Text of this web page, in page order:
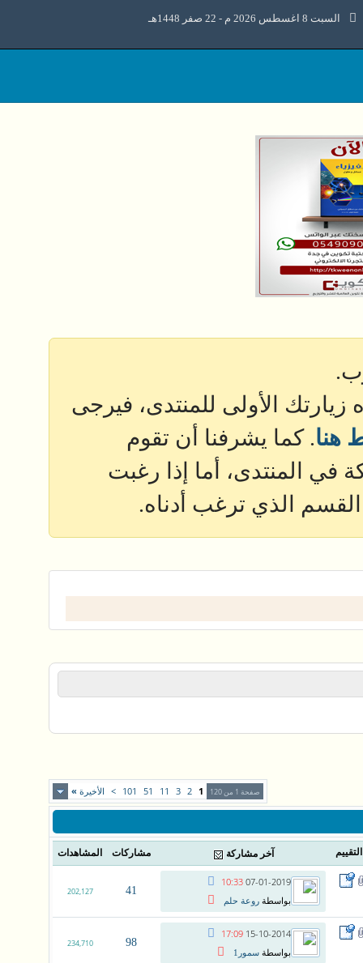
السبت 8 اغسطس 2026 م - 22 صفر 1448هـ
زيارتك الأولى للمنتدى، فيرجى
هنا. كما يشرفنا أن تقوم
في المنتدى، أما إذا رغبت
القسم الذي ترغب أدناه.
صفحة 1 من 120 1
2
3
11
51
101
> الأخيرة »
التقييم آخر مشاركة مشاركات المشاهدات
07-01-2019
10:33
بواسطة روعة حلم
41
202,127
15-10-2014
17:09
بواسطة سمور1
98
234,710